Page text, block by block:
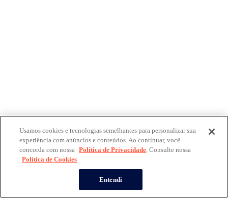
Usamos cookies e tecnologias semelhantes para personalizar sua
experiência com anúncios e conteúdos. Ao continuar, você
concorda com nossa Política de Privacidade. Consulte nossa
Política de Cookies
Entendi